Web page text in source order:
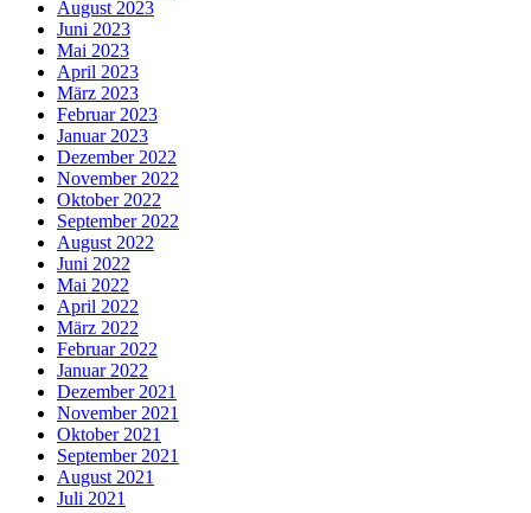
August 2023
Juni 2023
Mai 2023
April 2023
März 2023
Februar 2023
Januar 2023
Dezember 2022
November 2022
Oktober 2022
September 2022
August 2022
Juni 2022
Mai 2022
April 2022
März 2022
Februar 2022
Januar 2022
Dezember 2021
November 2021
Oktober 2021
September 2021
August 2021
Juli 2021